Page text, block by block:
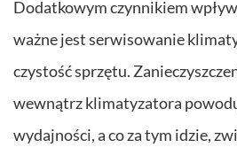
Dodatkowym czynnikiem
ważne jest serwisowanie
czystość sprzętu.
wewnątrz klimatyzatora
wydajności, a co za tym idzie,